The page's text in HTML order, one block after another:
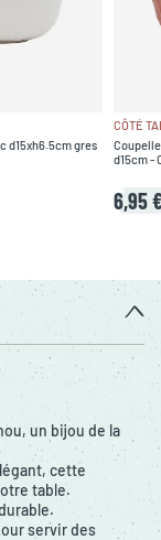
d15xh6.5cm gres
CÔTÉ
d15cm -
6,95
un bijou de la
cette
table.
servir des